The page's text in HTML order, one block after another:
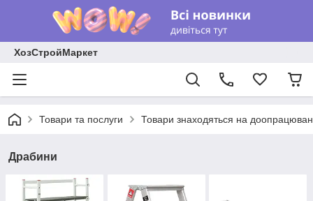
ХозСтройМаркет
Товари та послуги Товари знаходяться на
Драбини